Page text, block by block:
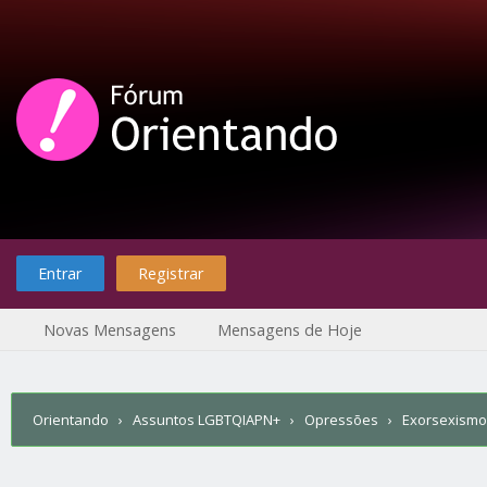
Entrar Registrar
Novas Mensagens Mensagens de Hoje
Orientando › Assuntos LGBTQIAPN+ › Opressões ›